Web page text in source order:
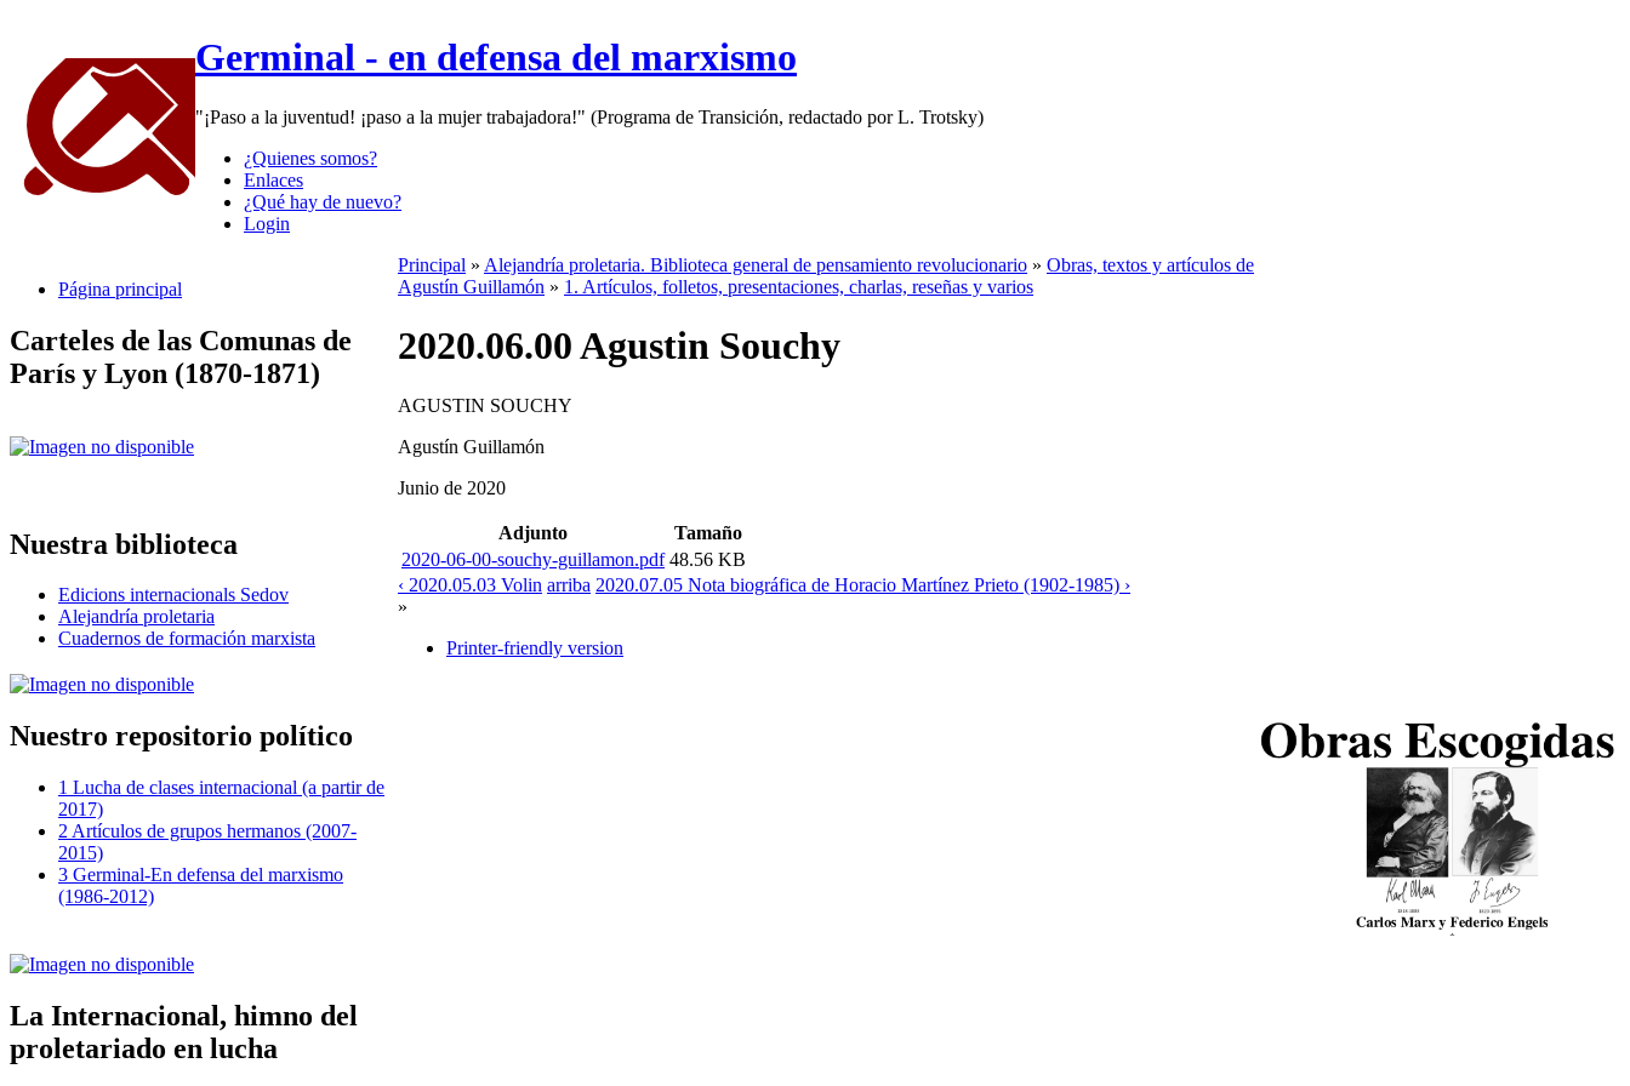
Germinal - en defensa del marxismo
"¡Paso a la juventud! ¡paso a la mujer trabajadora!" (Programa de Transición, redactado por L. Trotsky)
¿Quienes somos?
Enlaces
¿Qué hay de nuevo?
Login
Página principal
Carteles de las Comunas de
París y Lyon (1870-1871)
Nuestra biblioteca
Edicions internacionals Sedov
Alejandría proletaria
Cuadernos de formación marxista
Nuestro repositorio político
1 Lucha de clases internacional (a partir de
2017)
2 Artículos de grupos hermanos (2007-
2015)
3 Germinal-En defensa del marxismo
(1986-2012)
La Internacional, himno del
proletariado en lucha
Principal » Alejandría proletaria. Biblioteca general de pensamiento revolucionario » Obras, textos y artículos de
Agustín Guillamón » 1. Artículos, folletos, presentaciones, charlas, reseñas y varios
2020.06.00 Agustin Souchy
AGUSTIN SOUCHY
Agustín Guillamón
Junio de 2020
Adjunto
Tamaño
2020-06-00-souchy-guillamon.pdf 48.56 KB
‹ 2020.05.03 Volin arriba 2020.07.05 Nota biográfica de Horacio Martínez Prieto (1902-1985) ›
»
Printer-friendly version